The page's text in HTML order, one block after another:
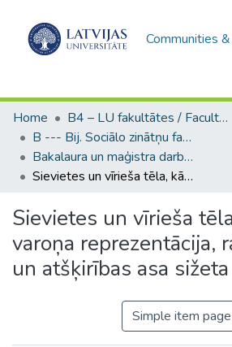
Communities
Home
B4 – LU fakultātes / Faculties of the UL
B --- Bij. Sociālo zinātņu fakultātes noslēguma darbi / Faculty of Social Sciences - Graduate works
Bakalaura un maģistra darbi (SZF) / Bachelor's and Master's theses
Sievietes un vīrieša tēla, kā galvenā varoņa reprezentācija, raksturojums un atšķirības asa sižeta žanra filmās
Sievietes un vīrieša
varoņa reprezentācija,
un atšķirības asa
Simple item page